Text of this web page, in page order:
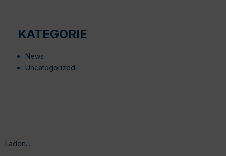
KATEGORIE
News
Uncategorized
Laden...